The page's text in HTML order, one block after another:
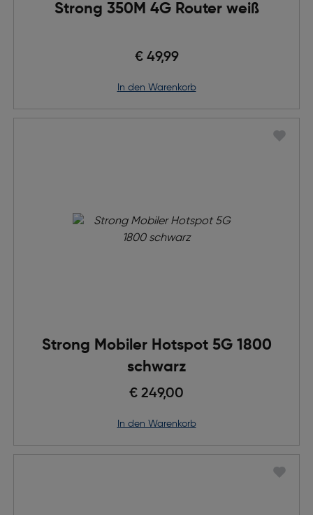
Strong 350M 4G Router weiß
€ 49,99
in den Warenkorb
Strong Mobiler Hotspot 5G 1800
schwarz
€ 249,00
in den Warenkorb